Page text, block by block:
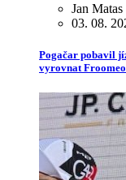
Jan Matas
03. 08.
Pogačar pobavil
vyrovnat